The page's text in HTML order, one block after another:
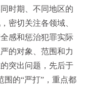
时期、不同地区的
密切关注各领域、
感和惩治犯罪实际
的对象、范围和力
突出问题，先后于
围的“严打”，重点都